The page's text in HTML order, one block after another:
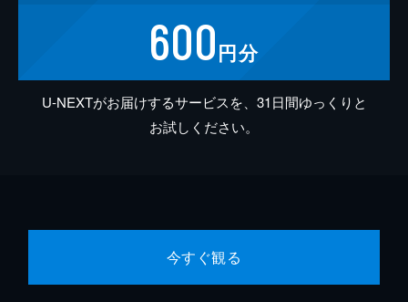
600円分
U-NEXTがお届けするサービスを、31日間ゆっくりと
お試しください。
今すぐ観る